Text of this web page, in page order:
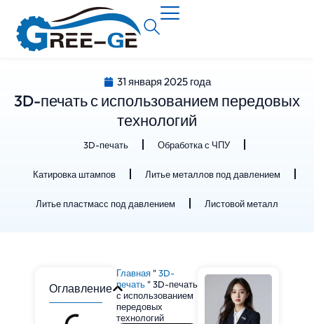
31 января 2025 года
3D-печать с использованием передовых
технологий
3D-печать Обработка с ЧПУ
Катировка штампов Литье металлов под давлением
Литье пластмасс под давлением Листовой металл
Оглавление
Главная "3D-
печать "3D-печать
с использованием
передовых
технологий